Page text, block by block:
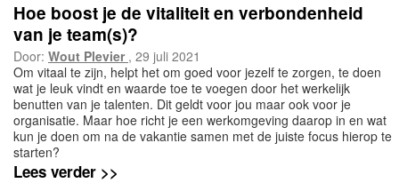
Hoe boost je de vitaliteit en verbondenheid
van je team(s)?
Door: Wout Plevier , 29 juli 2021
Om vitaal te zijn, helpt het om goed voor jezelf te zorgen, te doen
wat je leuk vindt en waarde toe te voegen door het werkelijk
benutten van je talenten. Dit geldt voor jou maar ook voor je
organisatie. Maar hoe richt je een werkomgeving daarop in en wat
kun je doen om na de vakantie samen met de juiste focus hierop te
starten?
Lees verder >>